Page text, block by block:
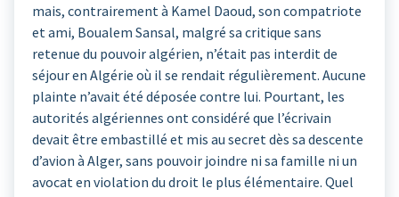
mais, contrairement à Kamel Daoud, son compatriote
et ami, Boualem Sansal, malgré sa critique sans
retenue du pouvoir algérien, n’était pas interdit de
séjour en Algérie où il se rendait régulièrement. Aucune
plainte n’avait été déposée contre lui. Pourtant, les
autorités algériennes ont considéré que l’écrivain
devait être embastillé et mis au secret dès sa descente
d’avion à Alger, sans pouvoir joindre ni sa famille ni un
avocat en violation du droit le plus élémentaire. Quel